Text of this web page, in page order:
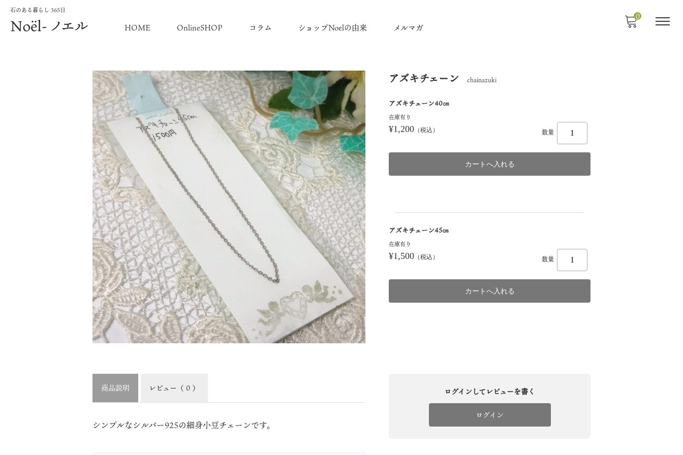
石のある暮らし 365日
HOME OnlineSHOP コラム ショップNoelの由来 メルマガ
0
アズキチェーン chainazuki
アズキチェーン40㎝
在庫有り
¥1,200 （税込） 数量
アズキチェーン45㎝
在庫有り
¥1,500 （税込） 数量
商品説明 レビュー （ 0 ）
シンプルなシルバー925の細身小豆チェーンです。
ログインしてレビューを書く
ログイン